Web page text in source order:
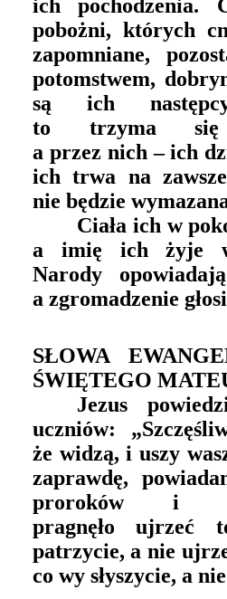
ich pochodzenia.
pobożni, których
zapomniane,
potomstwem,
są ich
to trzyma się
a przez nich – ich
ich trwa na
nie będzie
Ciała ich w
a imię ich żyje
Narody
a zgromadzenie
SŁOWA
ŚWIĘTEGO
Jezus
uczniów:
że widzą, i uszy
zaprawdę,
proroków i
pragnęło
patrzycie, a nie
co wy słyszycie, a